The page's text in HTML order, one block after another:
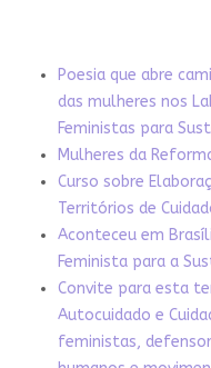
Poesia que abre
das mulheres nos
Feministas para
Mulheres da
Curso sobre
Territórios de
Aconteceu em
Feminista para a
Convite para esta
Autocuidado e
feministas,